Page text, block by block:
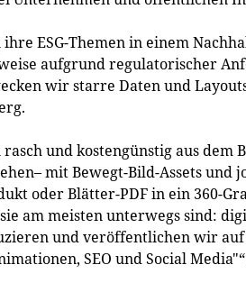
ESG-Themen in einem
aufgrund regulatorischer
wir starre Daten und
und kostengünstig aus
mit Bewegt-Bild-Assets und
oder Blätter-PDF in ein 360-
am meisten unterwegs sind:
und veröffentlichen wir
SEO und Social